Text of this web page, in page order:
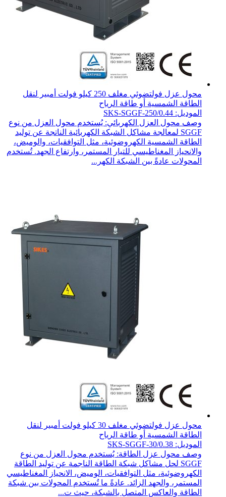
محول عزل فولتضوئي مغلف 250 كيلو فولت أمبير لنقل
الطاقة الشمسية أو طاقة الرياح
الموديل: SKS-SGGF-250/0.44
وصف محول العزل الكهربائي: يُستخدم محول العزل من نوع
SGGF لمعالجة مشاكل الشبكة الكهربائية الناتجة عن توليد
الطاقة الشمسية الكهروضوئية، مثل التوافقيات، والوميض،
والانحياز المغناطيسي للتيار المستمر، وارتفاع الجهد. تُستخدم
المحولات عادةً بين الشبكة الكهر...
محول عزل فولتضوئي مغلف 30 كيلو فولت أمبير لنقل
الطاقة الشمسية أو طاقة الرياح
الموديل: SKS-SGGF-30/0.38
وصف محول عزل الطاقة: يُستخدم محول العزل من نوع
SGGF لحل مشاكل شبكة الطاقة الناجمة عن توليد الطاقة
الكهروضوئية، مثل التوافقيات، الوميض، الانحياز المغناطيسي
المستمر، والجهد الزائد. عادةً ما تُستخدم المحولات بين شبكة
الطاقة والعاكس المتصل بالشبكة، حيث ت...